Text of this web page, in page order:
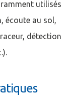
utilisés
écoute au sol,
détection